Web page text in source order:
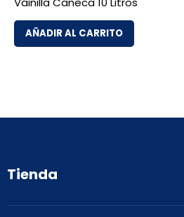
AÑADIR AL CARRITO
Tienda